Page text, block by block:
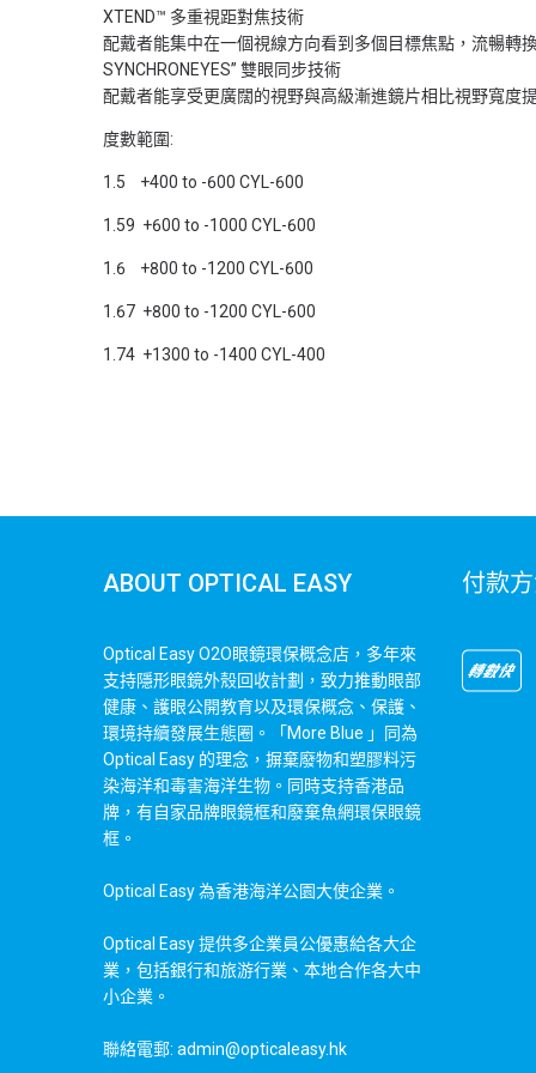
XTEND™ 多重視距對焦技術
配戴者能集中在一個視線方向看到多個目標焦點，流暢轉
SYNCHRONEYES” 雙眼同步技術
配戴者能享受更廣闊的視野與高級漸進鏡片相比視野寬度
度數範圍:
1.5 +400 to -600 CYL-600
1.59 +600 to -1000 CYL-600
1.6 +800 to -1200 CYL-600
1.67 +800 to -1200 CYL-600
1.74 +1300 to -1400 CYL-400
ABOUT OPTICAL EASY
Optical Easy O2O眼鏡環保概念店，多年來
支持隱形眼鏡外殼回收計劃，致力推動眼部
健康、護眼公開教育以及環保概念、保護、
環境持續發展生態圈。「More Blue 」同為
Optical Easy 的理念，摒棄廢物和塑膠料污
染海洋和毒害海洋生物。同時支持香港品
牌，有自家品牌眼鏡框和廢棄魚網環保眼鏡
框。
Optical Easy 為香港海洋公園大使企業。
Optical Easy 提供多企業員公優惠給各大企
業，包括銀行和旅游行業、本地合作各大中
小企業。
聯絡電郵: admin@opticaleasy.hk
付款